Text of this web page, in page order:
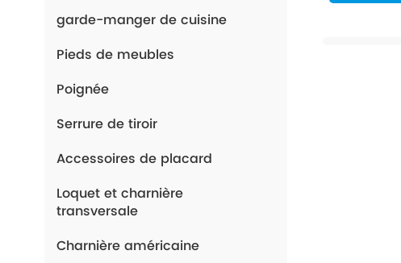
garde-manger de cuisine
Pieds de meubles
Poignée
Serrure de tiroir
Accessoires de placard
Loquet et charnière
transversale
Charnière américaine